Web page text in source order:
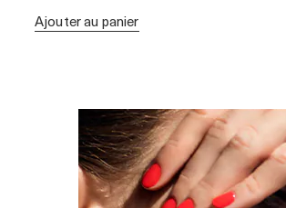
Ajouter au panier